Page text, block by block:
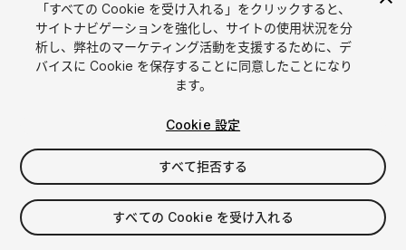
1 /6
$19.99
シート 1
「すべての Cookie を受け入れる」をクリックすると、
サイトナビゲーションを強化し、サイトの使用状況を分
析し、弊社のマーケティング活動を支援するために、デ
バイスに Cookie を保存することに同意したことになり
ます。
Cookie 設定
すべて拒否する
すべての Cookie を受け入れる